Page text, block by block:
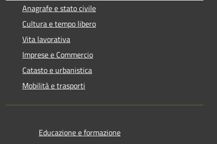
Anagrafe e stato civile
Cultura e tempo libero
Vita lavorativa
Imprese e Commercio
Catasto e urbanistica
Mobilità e trasporti
Educazione e formazione